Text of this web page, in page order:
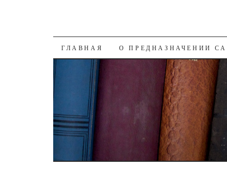
SKIP
CONTENT
ГЛАВНАЯ О ПРЕДНАЗНАЧЕНИИ